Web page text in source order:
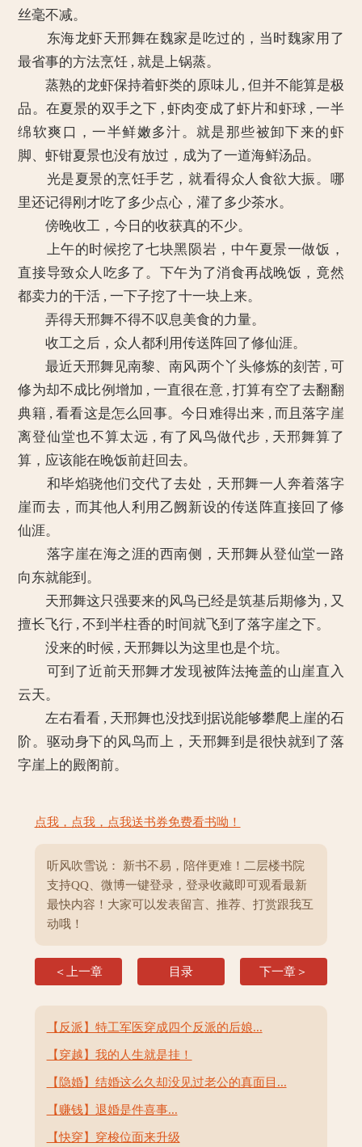
丝毫不减。
东海龙虾天邢舞在魏家是吃过的，当时魏家用了
最省事的方法烹饪 , 就是上锅蒸。
蒸熟的龙虾保持着虾类的原味儿 , 但并不能算是极
品。在夏景的双手之下 , 虾肉变成了虾片和虾球 , 一半
绵软爽口，一半鲜嫩多汁。就是那些被卸下来的虾
脚、虾钳夏景也没有放过，成为了一道海鲜汤品。
光是夏景的烹饪手艺，就看得众人食欲大振。哪
里还记得刚才吃了多少点心，灌了多少茶水。
傍晚收工，今日的收获真的不少。
上午的时候挖了七块黑陨岩，中午夏景一做饭，
直接导致众人吃多了。下午为了消食再战晚饭，竟然
都卖力的干活 , 一下子挖了十一块上来。
弄得天邢舞不得不叹息美食的力量。
收工之后，众人都利用传送阵回了修仙涯。
最近天邢舞见南黎、南风两个丫头修炼的刻苦 , 可
修为却不成比例增加 , 一直很在意 , 打算有空了去翻翻
典籍 , 看看这是怎么回事。今日难得出来 , 而且落字崖
离登仙堂也不算太远 , 有了风鸟做代步 , 天邢舞算了
算，应该能在晚饭前赶回去。
和毕焰骁他们交代了去处，天邢舞一人奔着落字
崖而去，而其他人利用乙阙新设的传送阵直接回了修
仙涯。
落字崖在海之涯的西南侧，天邢舞从登仙堂一路
向东就能到。
天邢舞这只强要来的风鸟已经是筑基后期修为 , 又
擅长飞行 , 不到半柱香的时间就飞到了落字崖之下。
没来的时候 , 天邢舞以为这里也是个坑。
可到了近前天邢舞才发现被阵法掩盖的山崖直入
云天。
左右看看 , 天邢舞也没找到据说能够攀爬上崖的石
阶。驱动身下的风鸟而上，天邢舞到是很快就到了落
字崖上的殿阁前。
点我，点我，点我送书券免费看书呦！
听风吹雪说： 新书不易，陪伴更难！二层楼书院
支持QQ、微博一键登录，登录收藏即可观看最新
最快内容！大家可以发表留言、推荐、打赏跟我互
动哦！
＜上一章 目录 下一章＞
【反派】特工军医穿成四个反派的后娘...
【穿越】我的人生就是挂！
【隐婚】结婚这么久却没见过老公的真面目...
【赚钱】退婚是件喜事...
【快穿】穿梭位面来升级